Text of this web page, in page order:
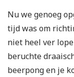
Nu we genoeg
tijd was om
niet heel ver
beruchte
beerpong en je